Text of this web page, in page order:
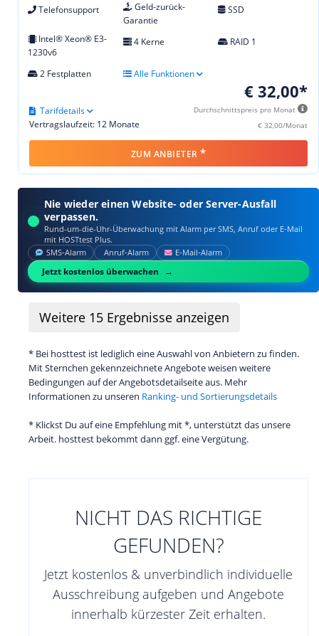
Telefonsupport
Geld-zurück-
Garantie
SSD
Intel® Xeon® E3-
1230v6
4 Kerne RAID 1
2 Festplatten Alle Funktionen
€ 32,00*
Durchschnittspreis pro Monat
€ 32,00/Monat
Vertragslaufzeit: 12 Monate
Tarifdetails
ZUM ANBIETER *
Nie wieder einen Website- oder Server-Ausfall
verpassen.
Rund-um-die-Uhr-Überwachung mit Alarm per SMS, Anruf oder E‑Mail
mit HOSTtest Plus.
SMS‑Alarm Anruf‑Alarm E‑Mail‑Alarm
Jetzt kostenlos überwachen
Weitere 15 Ergebnisse anzeigen
* Bei hosttest ist lediglich eine Auswahl von Anbietern zu finden.
Mit Sternchen gekennzeichnete Angebote weisen weitere
Bedingungen auf der Angebotsdetailseite aus. Mehr
Informationen zu unseren Ranking- und Sortierungsdetails
* Klickst Du auf eine Empfehlung mit *, unterstützt das unsere
Arbeit. hosttest bekommt dann ggf. eine Vergütung.
NICHT DAS RICHTIGE
GEFUNDEN?
Jetzt kostenlos & unverbindlich individuelle
Ausschreibung aufgeben und Angebote
innerhalb kürzester Zeit erhalten.